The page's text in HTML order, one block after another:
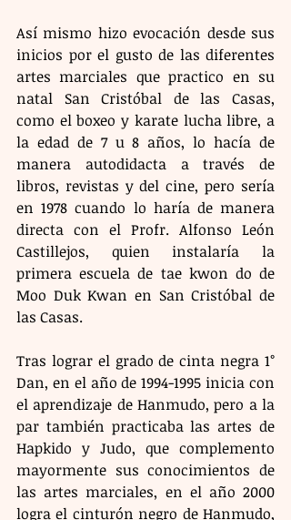
Así mismo hizo evocación desde sus
inicios por el gusto de las diferentes
artes marciales que practico en su
natal San Cristóbal de las Casas,
como el boxeo y karate lucha libre, a
la edad de 7 u 8 años, lo hacía de
manera autodidacta a través de
libros, revistas y del cine, pero sería
en 1978 cuando lo haría de manera
directa con el Profr. Alfonso León
Castillejos, quien instalaría la
primera escuela de tae kwon do de
Moo Duk Kwan en San Cristóbal de
las Casas.
Tras lograr el grado de cinta negra 1°
Dan, en el año de 1994-1995 inicia con
el aprendizaje de Hanmudo, pero a la
par también practicaba las artes de
Hapkido y Judo, que complemento
mayormente sus conocimientos de
las artes marciales, en el año 2000
logra el cinturón negro de Hanmudo,